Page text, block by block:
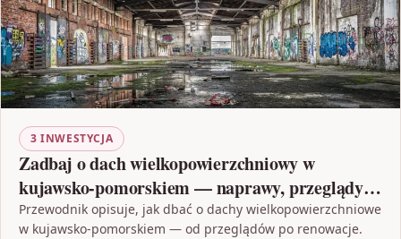
3 INWESTYCJA
Zadbaj o dach wielkopowierzchniowy w
kujawsko-pomorskiem — naprawy, przeglądy i
renowacje
Przewodnik opisuje, jak dbać o dachy wielkopowierzchniowe
w kujawsko-pomorskiem — od przeglądów po renowacje.